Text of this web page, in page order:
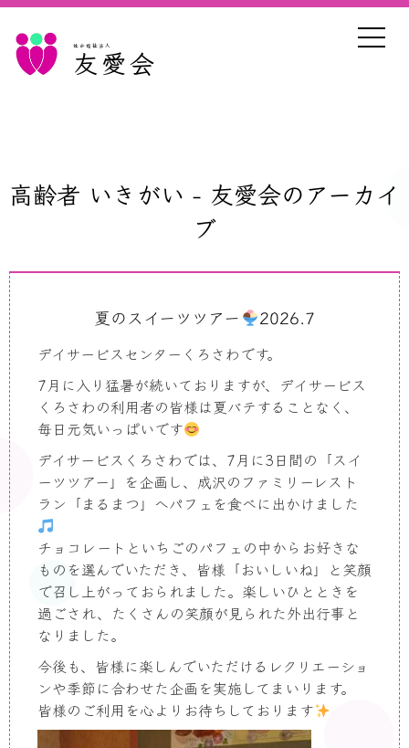
社会福祉法人
友愛会
高齢者 いきがい - 友愛会のアーカイ
ブ
夏のスイーツツアー 2026.7
デイサービスセンターくろさわです。
7月に入り猛暑が続いておりますが、デイサービス
くろさわの利用者の皆様は夏バテすることなく、
毎日元気いっぱいです
デイサービスくろさわでは、 7月に3日間の「スイ
ーツツアー」を企画し、成沢のファミリーレスト
ラン「まるまつ」へパフェを食べに出かけました
チョコレートといちごのパフェの中からお好きな
ものを選んでいただき、皆様「おいしいね」と笑顔
で召し上がっておられました。楽しいひとときを
過ごされ、たくさんの笑顔が見られた外出行事と
なりました。
今後も、皆様に楽しんでいただけるレクリエーショ
ンや季節に合わせた企画を実施してまいります。
皆様のご利用を心よりお待ちしております